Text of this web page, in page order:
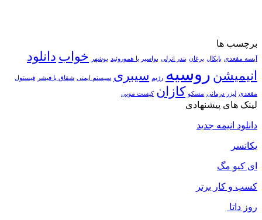
برچسب ها
آبسه مقعدی بایکال برغان بندر انزلی بواسیر یا هموروئید بوشهر خواب دانلود
انیمیشن روسیه رژیم سیبری سیستم ایمنی شقاق یا فیشر فیستول
مقعدی لیزر درمانی مسکو کازان کیست مویی
لینک های پیشنهادی
دانلود انیمه جدید
یکانسر
ای کیو مگ
کسب و کار برتر
روز داتا